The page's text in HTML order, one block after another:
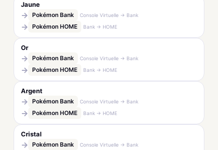
Jaune
→ Pokémon Bank Console Virtuelle → Bank
→ Pokémon HOME Bank → HOME
Or
→ Pokémon Bank Console Virtuelle → Bank
→ Pokémon HOME Bank → HOME
Argent
→ Pokémon Bank Console Virtuelle → Bank
→ Pokémon HOME Bank → HOME
Cristal
→ Pokémon Bank Console Virtuelle → Bank